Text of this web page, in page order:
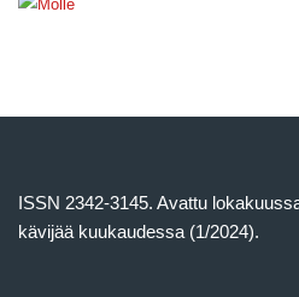
ISSN 2342-3145. Avattu
kävijää kuukaudessa (1/2024).